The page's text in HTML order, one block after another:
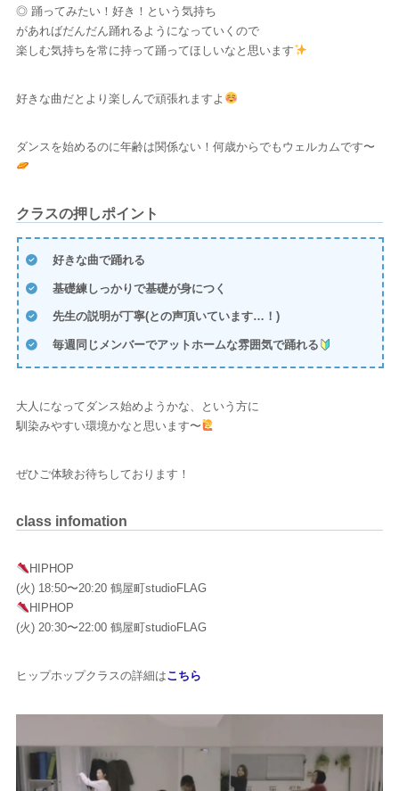
◎ 踊ってみたい！好き！という気持ち
があればだんだん踊れるようになっていくので
楽しむ気持ちを常に持って踊ってほしいなと思います
好きな曲だとより楽しんで頑張れますよ
ダンスを始めるのに年齢は関係ない！何歳からでもウェルカムです〜
クラスの押しポイント
好きな曲で踊れる
基礎練しっかりで基礎が身につく
先生の説明が丁寧(との声頂いています…！)
毎週同じメンバーでアットホームな雰囲気で踊れる
大人になってダンス始めようかな、という方に
馴染みやすい環境かなと思います〜
ぜひご体験お待ちしております！
class infomation
HIPHOP
(火) 18:50〜20:20 鶴屋町studioFLAG
HIPHOP
(火) 20:30〜22:00 鶴屋町studioFLAG
ヒップホップクラスの詳細はこちら